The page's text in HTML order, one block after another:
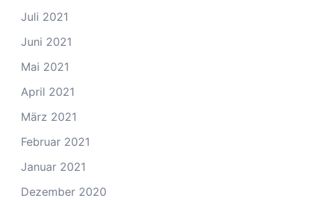
Juli 2021
Juni 2021
Mai 2021
April 2021
März 2021
Februar 2021
Januar 2021
Dezember 2020